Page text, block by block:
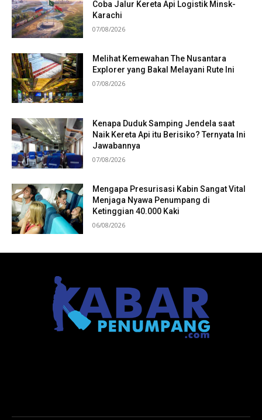
Coba Jalur Kereta Api Logistik Minsk-
Karachi
07/08/2026
Melihat Kemewahan The Nusantara
Explorer yang Bakal Melayani Rute Ini
07/08/2026
Kenapa Duduk Samping Jendela saat
Naik Kereta Api itu Berisiko? Ternyata Ini
Jawabannya
07/08/2026
Mengapa Presurisasi Kabin Sangat Vital
Menjaga Nyawa Penumpang di
Ketinggian 40.000 Kaki
06/08/2026